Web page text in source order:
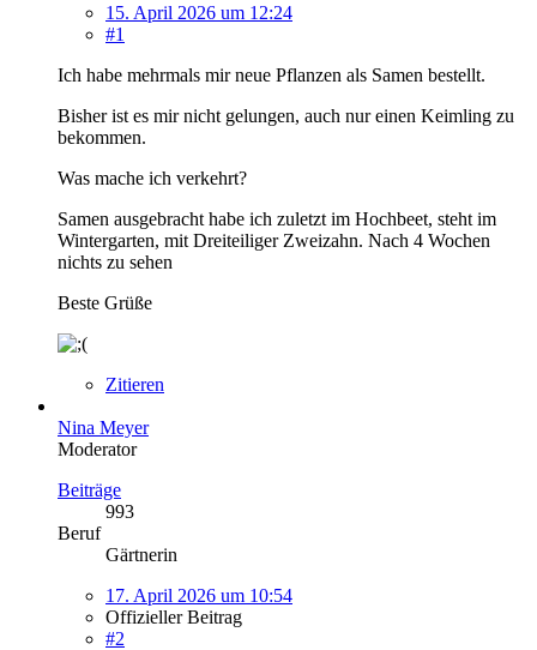
15. April 2026 um 12:24
#1
Ich habe mehrmals mir neue Pflanzen als Samen bestellt.
Bisher ist es mir nicht gelungen, auch nur einen Keimling zu
bekommen.
Was mache ich verkehrt?
Samen ausgebracht habe ich zuletzt im Hochbeet, steht im
Wintergarten, mit Dreiteiliger Zweizahn. Nach 4 Wochen
nichts zu sehen
Beste Grüße
Zitieren
Nina Meyer
Moderator
Beiträge
993
Beruf
Gärtnerin
17. April 2026 um 10:54
Offizieller Beitrag
#2